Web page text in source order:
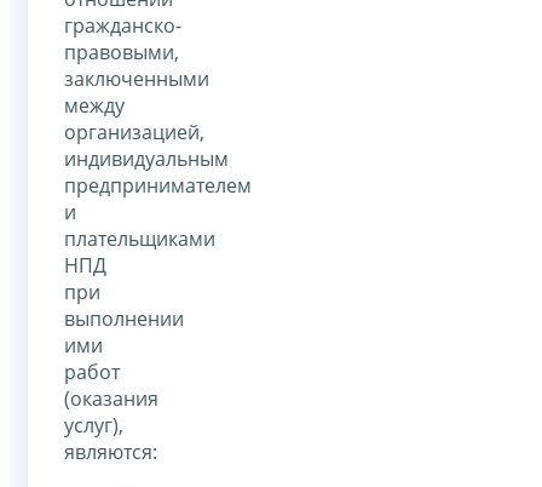
гражданско-
правовыми,
заключенными
между
организацией,
индивидуальным
предпринимателем
и
плательщиками
НПД
при
выполнении
ими
работ
(оказания
услуг),
являются: